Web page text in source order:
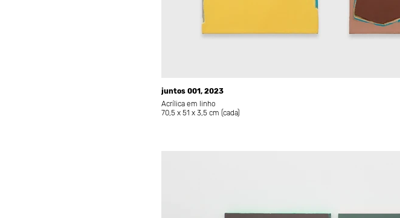
juntos 001, 2023
Acrílica em linho
70,5 x 51 x 3,5 cm (cada)